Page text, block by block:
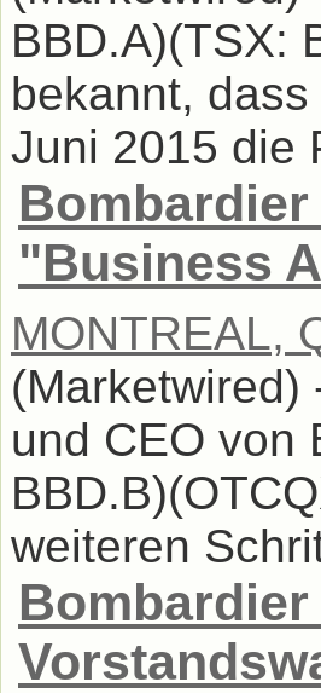
BBD.A)(TSX:
bekannt,
Juni 2015 die
"Business
MONTREAL,
(Marketwired)
und CEO von
weiteren